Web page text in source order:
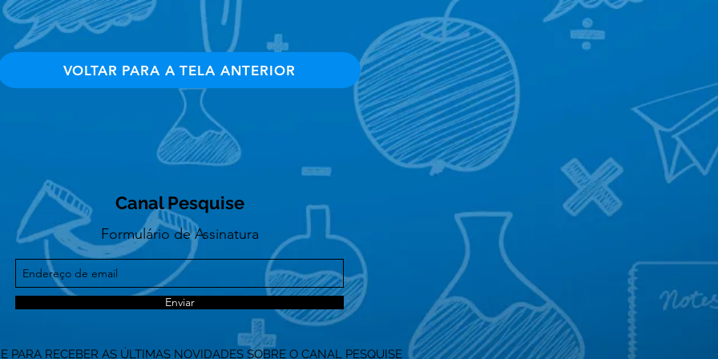
VOLTAR PARA A TELA ANTERIOR
Canal Pesquise
Formulário de Assinatura
Enviar
PARA RECEBER AS ÚLTIMAS NOVIDADES SOBRE O CANAL PESQUISE